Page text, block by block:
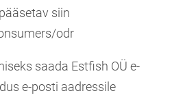
siin
odr
saada Estfish OÜ e-
e-posti aadressile